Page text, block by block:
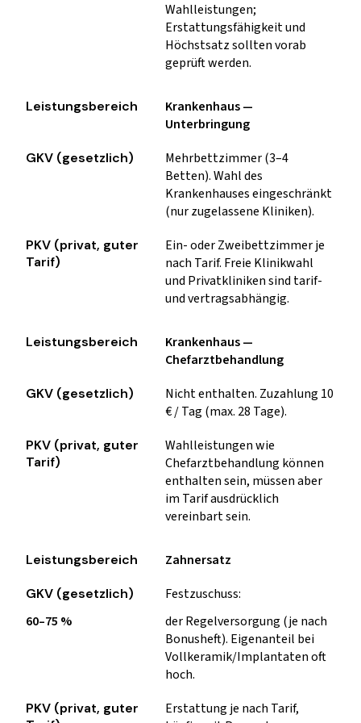
Wahlleistungen;
Erstattungsfähigkeit und
Höchstsatz sollten vorab
geprüft werden.
Krankenhaus —
Unterbringung
Mehrbettzimmer (3–4
Betten). Wahl des
Krankenhauses eingeschränkt
(nur zugelassene Kliniken).
Ein- oder Zweibettzimmer je
nach Tarif. Freie Klinikwahl
und Privatkliniken sind tarif-
und vertragsabhängig.
Krankenhaus —
Chefarztbehandlung
Nicht enthalten. Zuzahlung 10
€ / Tag (max. 28 Tage).
Wahlleistungen wie
Chefarztbehandlung können
enthalten sein, müssen aber
im Tarif ausdrücklich
vereinbart sein.
Zahnersatz
Festzuschuss:
60–75 %
der Regelversorgung (je nach
Bonusheft). Eigenanteil bei
Vollkeramik/Implantaten oft
hoch.
Erstattung je nach Tarif,